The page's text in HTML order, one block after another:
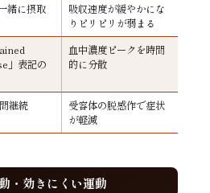
緒に摂取
吸収速度が緩やかにな
りピリピリが弱まる
」表記の
血中濃度ピークを時間
的に分散
継続
受容体の脱感作で症状
が軽減
・効きにくい運動